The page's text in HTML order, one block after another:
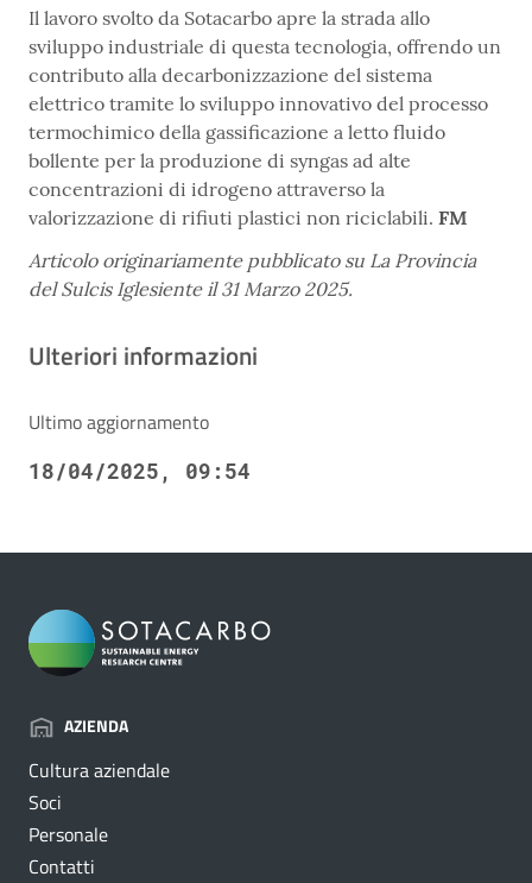
Il lavoro svolto da Sotacarbo apre la strada allo
sviluppo industriale di questa tecnologia, offrendo un
contributo alla decarbonizzazione del sistema
elettrico tramite lo sviluppo innovativo del processo
termochimico della gassificazione a letto fluido
bollente per la produzione di syngas ad alte
concentrazioni di idrogeno attraverso la
valorizzazione di rifiuti plastici non riciclabili. FM
Articolo originariamente pubblicato su La Provincia
del Sulcis Iglesiente il 31 Marzo 2025.
Ulteriori informazioni
Ultimo aggiornamento
18/04/2025, 09:54
AZIENDA
Cultura aziendale
Soci
Personale
Contatti